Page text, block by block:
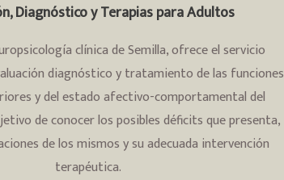
Diagnóstico y Terapias para Adultos
clínica de Semilla, ofrece el servicio
diagnóstico y tratamiento de las funciones
y del estado afectivo-comportamental del
de conocer los posibles déficits que presenta,
de los mismos y su adecuada intervención
terapéutica.